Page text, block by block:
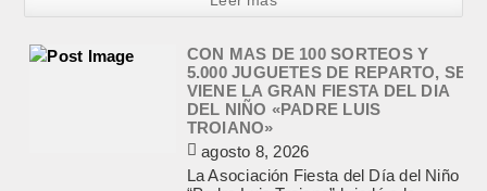
CON MAS DE 100 SORTEOS Y
5.000 JUGUETES DE REPARTO, SE
VIENE LA GRAN FIESTA DEL DIA
DEL NIÑO «PADRE LUIS
TROIANO»
agosto 8, 2026
La Asociación Fiesta del Día del Niño